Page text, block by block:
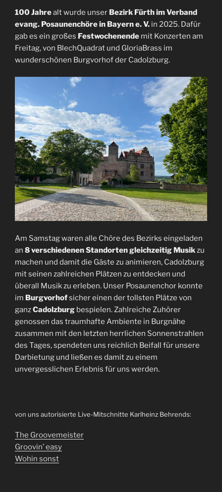
100 Jahrealt wurde unser Bezirk Fürth im Verband
evang. Posaunenchöre in Bayern e. V. in 2025. Dafür
gab es ein großes Festwochenende mit Konzerten am
Freitag, von BlechQuadrat und GloriaBrass im
wunderschönen Burgvorhof der Cadolzburg.
Am Samstag waren alle Chöre des Bezirks eingeladen
an 8 verschiedenen Standortengleichzeitig Musikzu
machen und damit die Gäste zu animieren, Cadolzburg
mit seinen zahlreichen Plätzen zu entdecken und
überall Musik zu erleben. Unser Posaunenchor konnte
im Burgvorhofsicher einen der tollsten Plätze von
ganzCadolzburg bespielen. Zahlreiche Zuhörer
genossen das traumhafte Ambiente in Burgnähe
zusammen mit den letzten herrlichen Sonnenstrahlen
des Tages, spendeten uns reichlich Beifall für unsere
Darbietung und ließen es damit zu einem
unvergesslichen Erlebnis für uns werden.
von uns autorisierte Live-Mitschnitte Karlheinz Behrends:
The Groovemeister
Groovin’ easy
Wohin sonst